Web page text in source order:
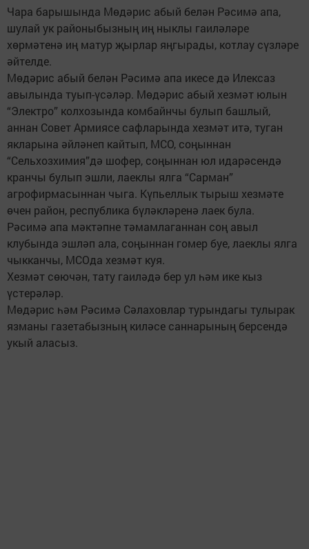
Чара барышында Мөдәрис абый белән Рәсимә апа,
шулай ук районыбызның иң ныклы гаиләләре
хөрмәтенә иң матур җырлар яңгырады, котлау сүзләре
әйтелде.
Мөдәрис абый белән Рәсимә апа икесе дә Илексаз
авылында туып-үсәләр. Мөдәрис абый хезмәт юлын
“Электро” колхозында комбайнчы булып башлый,
аннан Совет Армиясе сафларында хезмәт итә, туган
якларына әйләнеп кайтып, МСО, соңыннан
“Сельхозхимия”дә шофер, соңыннан юл идарәсендә
кранчы булып эшли, лаеклы ялга “Сарман”
агрофирмасыннан чыга. Күпьеллык тырыш хезмәте
өчен район, республика бүләкләренә лаек була.
Рәсимә апа мәктәпне тәмамлаганнан соң авыл
клубында эшләп ала, соңыннан гомер буе, лаеклы ялга
чыкканчы, МСОда хезмәт куя.
Хезмәт сөючән, тату гаиләдә бер ул һәм ике кыз
үстерәләр.
Мөдәрис һәм Рәсимә Сәлаховлар турындагы тулырак
язманы газетабызның киләсе саннарының берсендә
укый аласыз.